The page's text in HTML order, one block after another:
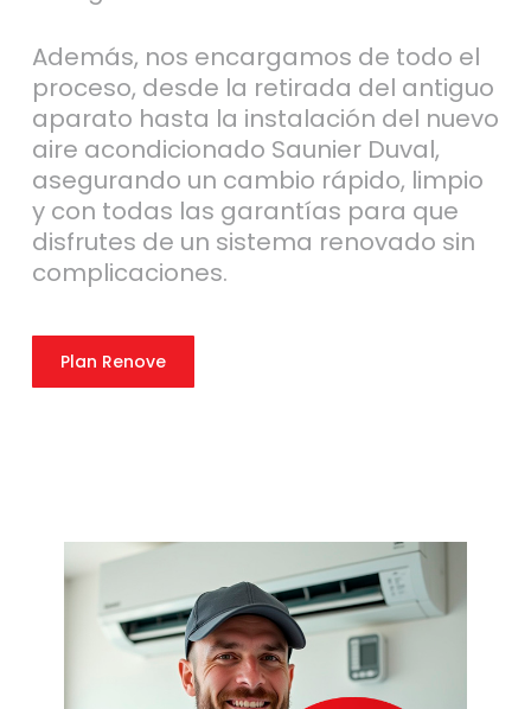
Además, nos encargamos de todo el
proceso, desde la retirada del antiguo
aparato hasta la instalación del nuevo
aire acondicionado Saunier Duval,
asegurando un cambio rápido, limpio
y con todas las garantías para que
disfrutes de un sistema renovado sin
complicaciones.
Plan Renove